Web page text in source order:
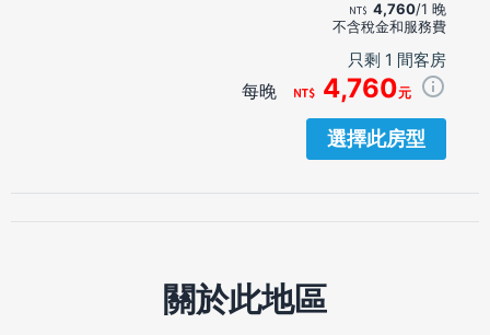
4,760/1 晚
不含稅金和服務費
只剩 1 間客房
每晚 4,760元
選擇此房型
關於此地區